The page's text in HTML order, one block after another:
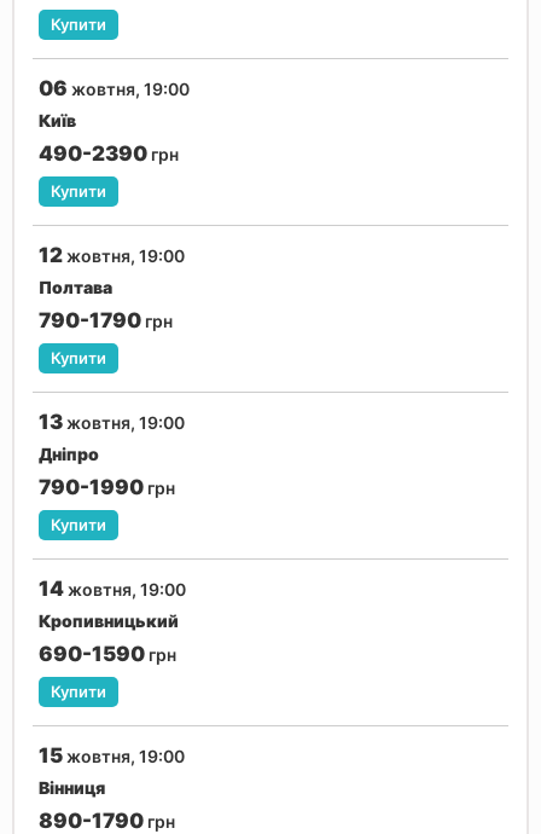
Купити
06 жовтня, 19:00
Київ
490-2390 грн
Купити
12жовтня, 19:00
Полтава
790-1790 грн
Купити
13жовтня, 19:00
Дніпро
790-1990 грн
Купити
14жовтня, 19:00
Кропивницький
690-1590 грн
Купити
15жовтня, 19:00
Вінниця
890-1790 грн